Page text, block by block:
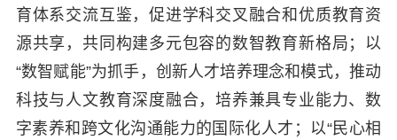
育体系交流互鉴，促进学科交叉融合和优质教育资
源共享，共同构建多元包容的数智教育新格局；以
“数智赋能”为抓手，创新人才培养理念和模式，推动
科技与人文教育深度融合，培养兼具专业能力、数
字素养和跨文化沟通能力的国际化人才；以“民心相